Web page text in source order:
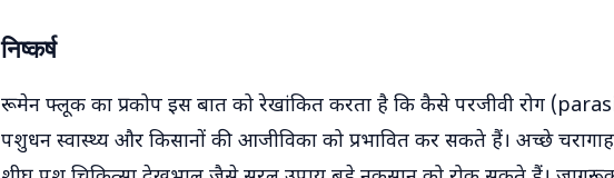
निष्कर्ष
रूमेन फ्लूक का प्रकोप इस बात को रेखांकित करता है कि कैसे परजीवी रोग
पशुधन स्वास्थ्य और किसानों की आजीविका को प्रभावित कर सकते हैं। अच्छे